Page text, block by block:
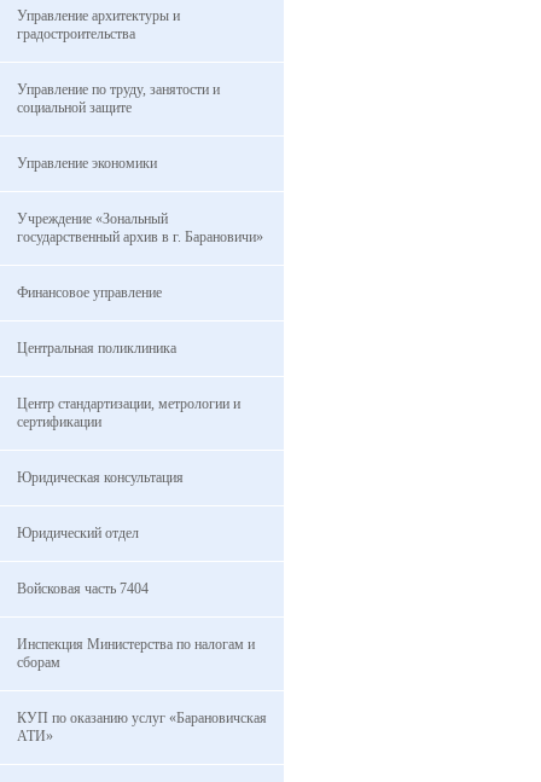
Управление архитектуры и
градостроительства
Управление по труду, занятости и
социальной защите
Управление экономики
Учреждение «Зональный
государственный архив в г. Барановичи»
Финансовое управление
Центральная поликлиника
Центр стандартизации, метрологии и
сертификации
Юридическая консультация
Юридический отдел
Войсковая часть 7404
Инспекция Министерства по налогам и
сборам
КУП по оказанию услуг «Барановичская
АТИ»